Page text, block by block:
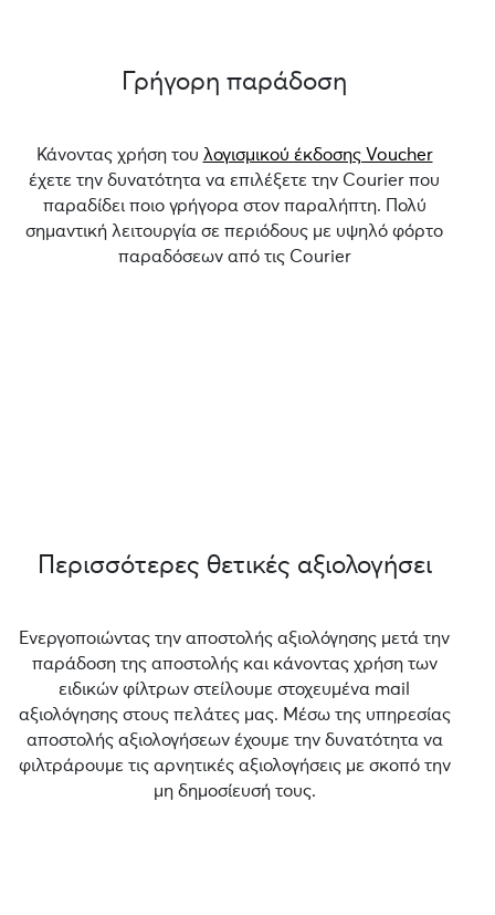
Γρήγορη παράδοση
Κάνοντας χρήση του λογισμικού έκδοσης Voucher
έχετε την δυνατότητα να επιλέξετε την Courier που
παραδίδει ποιο γρήγορα στον παραλήπτη. Πολύ
σημαντική λειτουργία σε περιόδους με υψηλό φόρτο
παραδόσεων από τις Courier
Περισσότερες θετικές αξιολογήσει
Ενεργοποιώντας την αποστολής αξιολόγησης μετά την
παράδοση της αποστολής και κάνοντας χρήση των
ειδικών φίλτρων στείλουμε στοχευμένα mail
αξιολόγησης στους πελάτες μας. Μέσω της υπηρεσίας
αποστολής αξιολογήσεων έχουμε την δυνατότητα να
φιλτράρουμε τις αρνητικές αξιολογήσεις με σκοπό την
μη δημοσίευσή τους.